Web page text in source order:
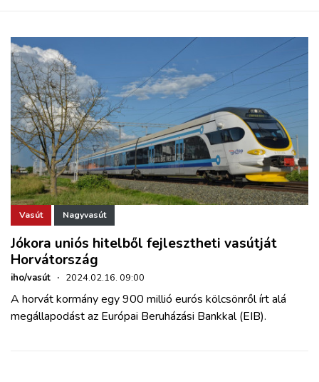
Vasút Nagyvasút
Jókora uniós hitelből fejlesztheti vasútját
Horvátország
iho/vasút · 2024.02.16. 09:00
A horvát kormány egy 900 millió eurós kölcsönről írt alá
megállapodást az Európai Beruházási Bankkal (EIB).